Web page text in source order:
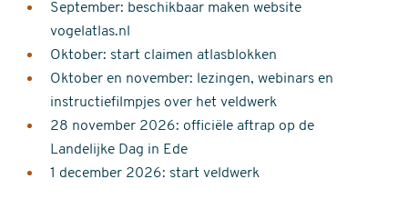
September: beschikbaar maken website
vogelatlas.nl
Oktober: start claimen atlasblokken
Oktober en november: lezingen, webinars en
instructiefilmpjes over het veldwerk
28 november 2026: officiële aftrap op de
Landelijke Dag in Ede
1 december 2026: start veldwerk